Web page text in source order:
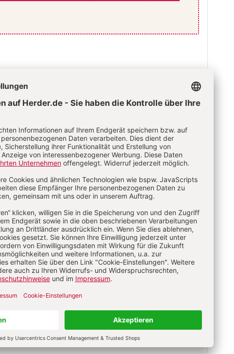
geboren und ist Privatdozent für Dogmatik und
der Katholisch-Theologischen Fakultät der Universität
bis 2025 Redakteur der Herder Korrespondenz. Studium
in Würzburg und Jerusalem, 2021 Promotion zum Dr.
KOMMENTIEREN
KOMMENTAR
ALS GAST KOMMENTIEREN